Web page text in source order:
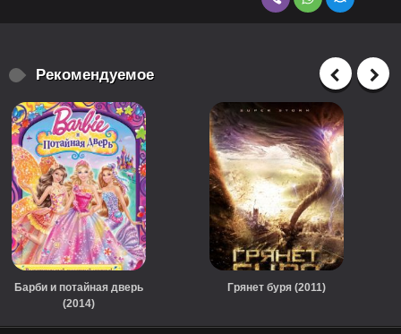
Рекомендуемое
Барби и потайная дверь
(2014)
Грянет буря (2011)